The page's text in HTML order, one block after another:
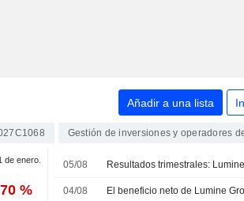
Añadir a una lista
Gestión de inversiones y operadores
de enero.
%
05/08
04/08